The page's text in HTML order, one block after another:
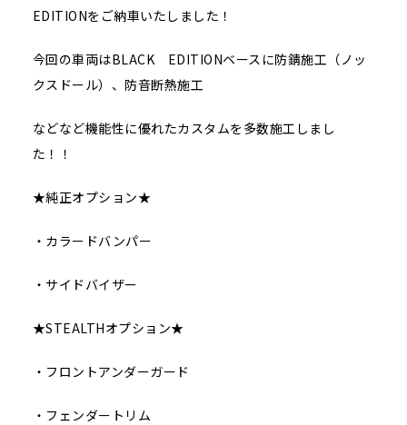
EDITIONをご納車いたしました！
今回の車両はBLACK EDITIONベースに防錆施工（ノッ
クスドール）、防音断熱施工
などなど機能性に優れたカスタムを多数施工しまし
た！！
★純正オプション★
・カラードバンパー
・サイドバイザー
★STEALTHオプション★
・フロントアンダーガード
・フェンダートリム